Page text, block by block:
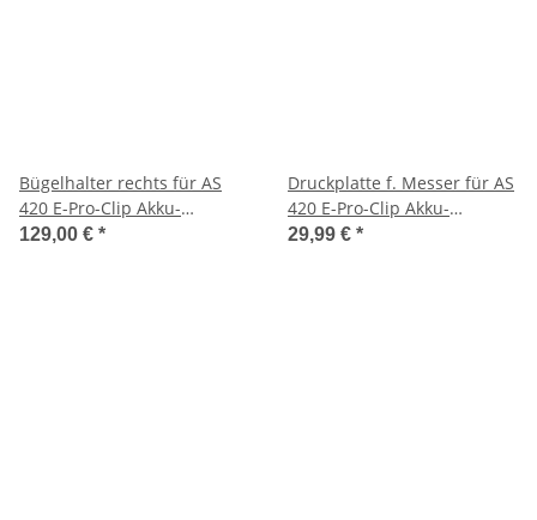
Bügelhalter rechts für AS
420 E-Pro-Clip Akku-
Mulchmäher
129,00 € *
Druckplatte f. Messer für AS
420 E-Pro-Clip Akku-
Mulchmäher
29,99 € *